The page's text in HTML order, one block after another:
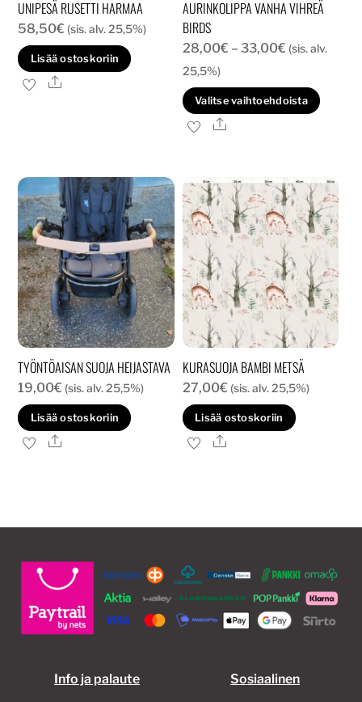
UNIPESÄ RUSETTI HARMAA
58,50€ (sis. alv. 25,5%)
Lisää ostoskoriin
Ale
AURINKOLIPPA VANHA VIHREÄ
BIRDS
28,00€ – 33,00€Hintaluokka:
-
33,00€
(sis. alv.
25,5%)
Valitse vaihtoehdoista
Voit
tehdä
Ale
TYÖNTÖAISAN SUOJA HEIJASTAVA
19,00€ (sis. alv. 25,5%)
Lisää ostoskoriin
Ale
KURASUOJA BAMBI METSÄ
27,00€ (sis. alv. 25,5%)
Lisää ostoskoriin
Ale
Info ja palaute Sosiaalinen